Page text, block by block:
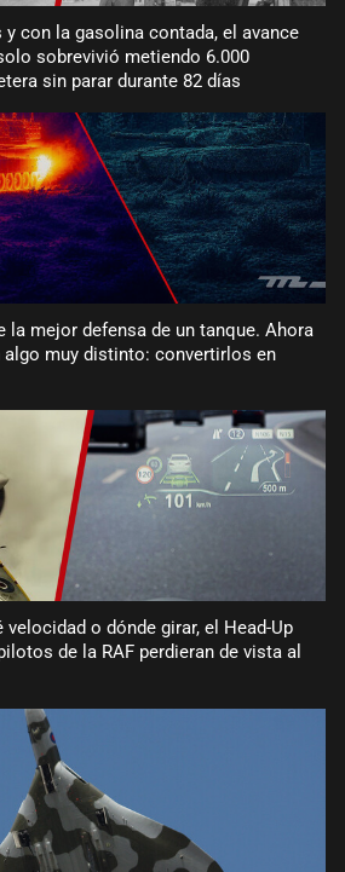
con la gasolina contada, el avance
sobrevivió metiendo 6.000
sin parar durante 82 días
la mejor defensa de un tanque. Ahora
algo muy distinto: convertirlos en
o dónde girar, el Head-Up
de la RAF perdieran de vista al